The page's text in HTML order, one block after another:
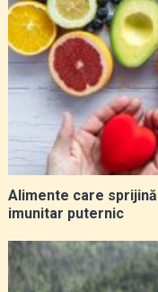
Alimente care
imunitar puternic